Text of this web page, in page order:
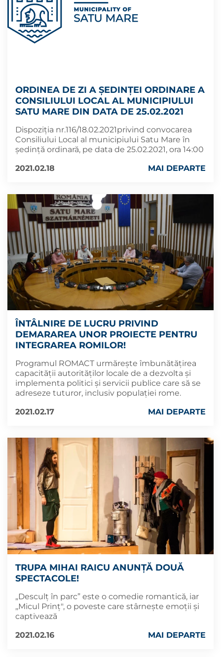
ORDINEA DE ZI A ȘEDINȚEI ORDINARE A
CONSILIULUI LOCAL AL MUNICIPIULUI
SATU MARE DIN DATA DE 25.02.2021
Dispoziția nr.116/18.02.2021privind convocarea
Consiliului Local al municipiului Satu Mare în
ședință ordinară, pe data de 25.02.2021, ora 14:00
2021.02.18
MAI DEPARTE
ÎNTÂLNIRE DE LUCRU PRIVIND
DEMARAREA UNOR PROIECTE PENTRU
INTEGRAREA ROMILOR!
Programul ROMACT urmărește îmbunătățirea
capacității autorităților locale de a dezvolta și
implementa politici și servicii publice care să se
adreseze tuturor, inclusiv populației rome.
2021.02.17
MAI DEPARTE
TRUPA MIHAI RAICU ANUNȚĂ DOUĂ
SPECTACOLE!
„Desculț în parc” este o comedie romantică, iar
,,Micul Prinț", o poveste care stârnește emoții și
captivează
2021.02.16
MAI DEPARTE